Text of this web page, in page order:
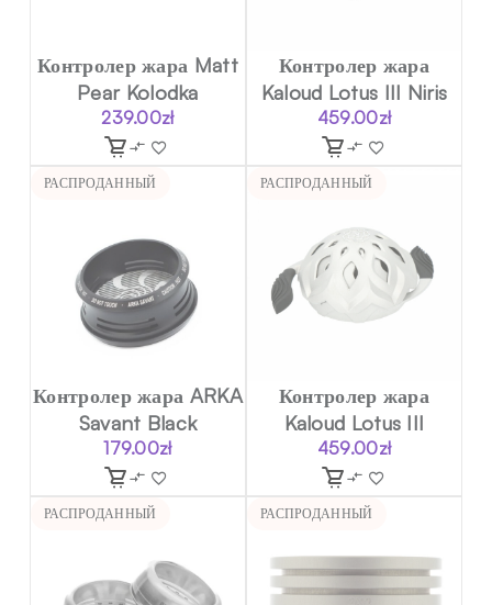
Контролер жара Matt
Pear Kolodka
239.00zł
Контролер жара
Kaloud Lotus III Niris
459.00zł
РАСПРОДАННЫЙ
Контролер жара ARKA
Savant Black
179.00zł
РАСПРОДАННЫЙ
Контролер жара
Kaloud Lotus III
459.00zł
РАСПРОДАННЫЙ РАСПРОДАННЫЙ